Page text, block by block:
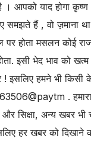
आपको याद होगा
समझते हैं , वो ज़माना
होता मसलन कोई
इसी भेद भाव को
! इसलिए हमने भी
. हमारा
सिक्षा, अन्य खबर
हर खबर को दिखाने